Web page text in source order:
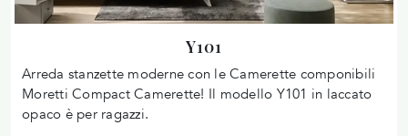
Y101
Arreda stanzette moderne con le Camerette componibili
Moretti Compact Camerette! Il modello Y101 in laccato
opaco è per ragazzi.